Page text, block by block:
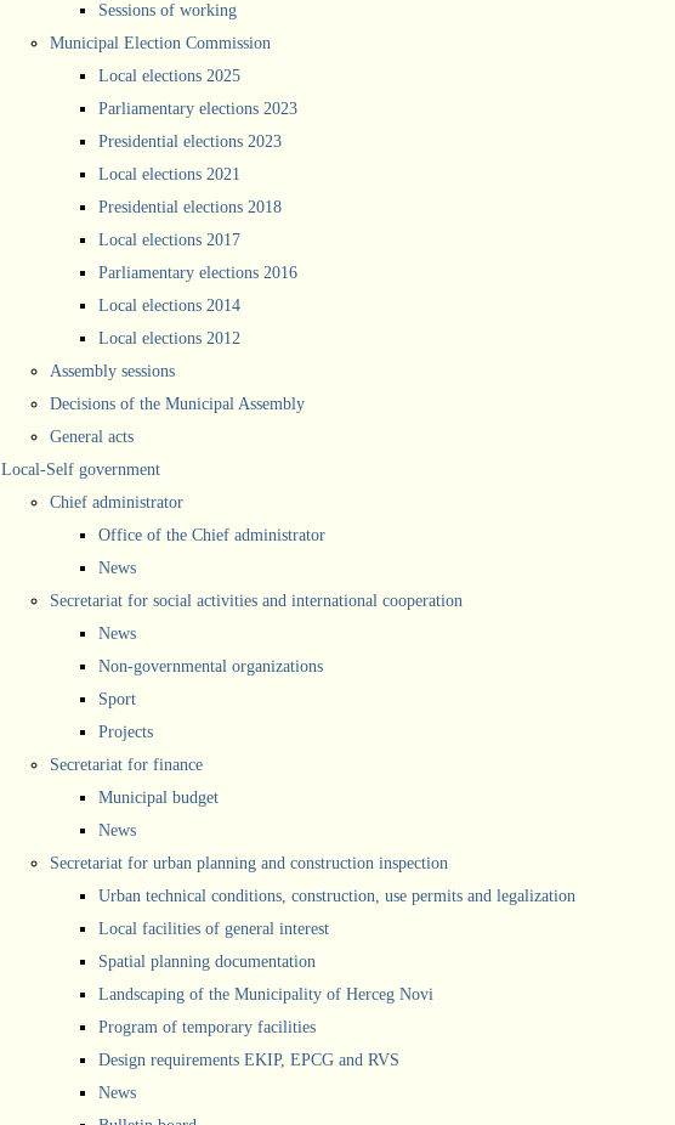
Sessions of working
Municipal Election Commission
Local elections 2025
Parliamentary elections 2023
Presidential elections 2023
Local elections 2021
Presidential elections 2018
Local elections 2017
Parliamentary elections 2016
Local elections 2014
Local elections 2012
Assembly sessions
Decisions of the Municipal Assembly
General acts
Local-Self government
Chief administrator
Office of the Chief administrator
News
Secretariat for social activities and international cooperation
News
Non-governmental organizations
Sport
Projects
Secretariat for finance
Municipal budget
News
Secretariat for urban planning and construction inspection
Urban technical conditions, construction, use permits and legalization
Local facilities of general interest
Spatial planning documentation
Landscaping of the Municipality of Herceg Novi
Program of temporary facilities
Design requirements EKIP, EPCG and RVS
News